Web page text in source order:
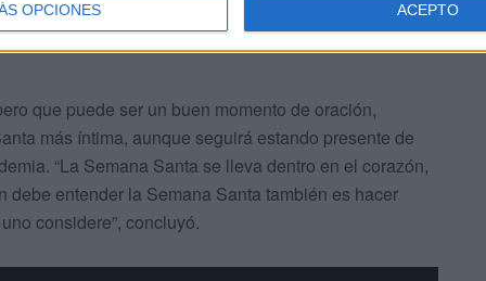
OPCIONES ACEPTO
que puede ser un buen momento de oración,
más íntima, aunque seguirá estando presente de
“La Semana Santa se lleva dentro en el corazón,
entender la Semana Santa también es hacer
considere”, concluyó.